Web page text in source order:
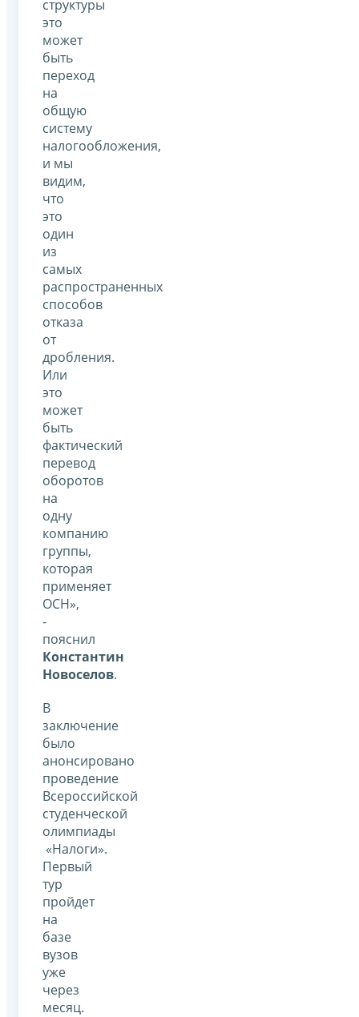
структуры
это
может
быть
переход
на
общую
систему
налогообложения,
и мы
видим,
что
это
один
из
самых
распространенных
способов
отказа
от
дробления.
Или
это
может
быть
фактический
перевод
оборотов
на
одну
компанию
группы,
которая
применяет
ОСН»,
-
пояснил
Константин
Новоселов.
В
заключение
было
анонсировано
проведение
Всероссийской
студенческой
олимпиады
«Налоги».
Первый
тур
пройдет
на
базе
вузов
уже
через
месяц.